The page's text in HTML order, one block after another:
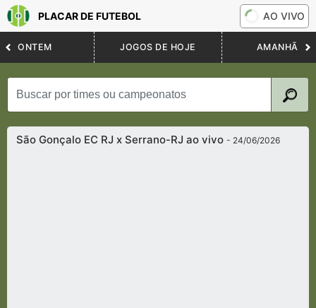
PLACAR DE FUTEBOL AO VIVO
ONTEM JOGOS DE HOJE AMANHÃ
São Gonçalo EC RJ x Serrano-RJ ao vivo- 24/06/2026